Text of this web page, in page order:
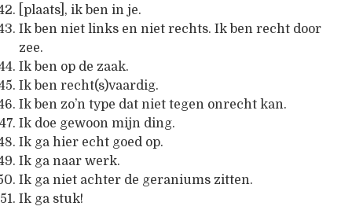
[plaats], ik ben in je.
Ik ben niet links en niet rechts. Ik ben recht door
zee.
Ik ben op de zaak.
Ik ben recht(s)vaardig.
Ik ben zo’n type dat niet tegen onrecht kan.
Ik doe gewoon mijn ding.
Ik ga hier echt goed op.
Ik ga naar werk.
Ik ga niet achter de geraniums zitten.
Ik ga stuk!